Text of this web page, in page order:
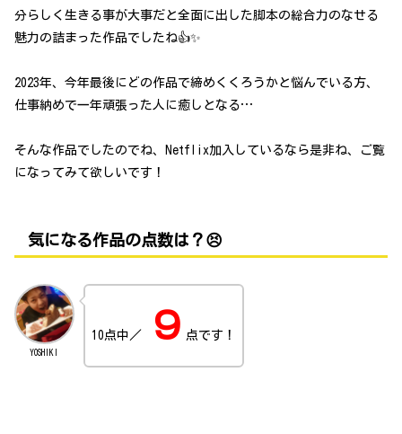
分らしく生きる事が大事だと全面に出した脚本の総合力のなせる
魅力の詰まった作品でしたね👍✨
2023年、今年最後にどの作品で締めくくろうかと悩んでいる方、
仕事納めで一年頑張った人に癒しとなる…
そんな作品でしたのでね、Netflix加入しているなら是非ね、ご覧
になってみて欲しいです！
気になる作品の点数は？😣
YOSHIKI
10点中／ ９ 点です！